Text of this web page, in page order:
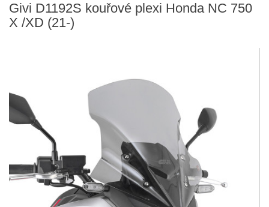
Givi D1192S kouřové plexi Honda NC 750
X /XD (21-)